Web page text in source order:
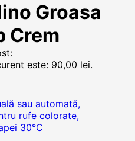
Groasa
Crem
este: 90,00 lei.
sau automată,
rufe colorate,
30°C